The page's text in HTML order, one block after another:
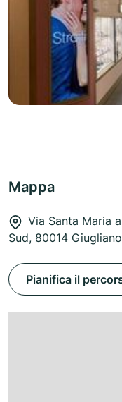
Mappa
Via Santa Maria
Sud, 80014
Pianifica il